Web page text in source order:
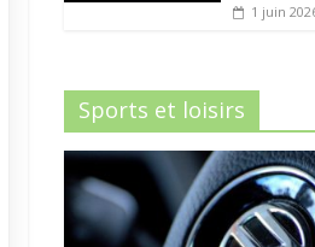
1 juin
Sports et loisirs